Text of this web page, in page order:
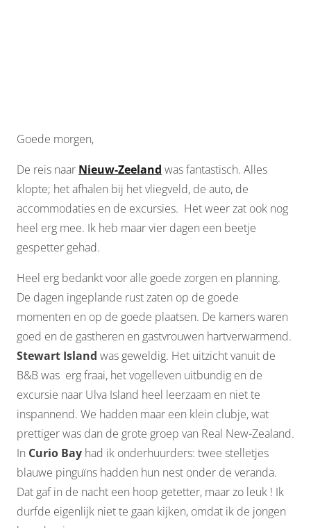
Goede morgen,
De reis naar Nieuw-Zeeland was fantastisch. Alles
klopte; het afhalen bij het vliegveld, de auto, de
accommodaties en de excursies. Het weer zat ook nog
heel erg mee. Ik heb maar vier dagen een beetje
gespetter gehad.
Heel erg bedankt voor alle goede zorgen en planning.
De dagen ingeplande rust zaten op de goede
momenten en op de goede plaatsen. De kamers waren
goed en de gastheren en gastvrouwen hartverwarmend.
Stewart Island was geweldig. Het uitzicht vanuit de
B&B was erg fraai, het vogelleven uitbundig en de
excursie naar Ulva Island heel leerzaam en niet te
inspannend. We hadden maar een klein clubje, wat
prettiger was dan de grote groep van Real New-Zealand.
In Curio Bay had ik onderhuurders: twee stelletjes
blauwe pinguïns hadden hun nest onder de veranda.
Dat gaf in de nacht een hoop getetter, maar zo leuk ! Ik
durfde eigenlijk niet te gaan kijken, omdat ik de jongen